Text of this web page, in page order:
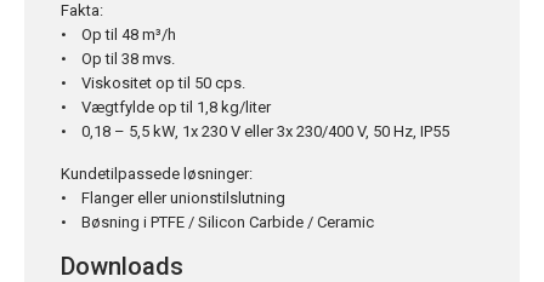
Fakta:
• Op til 48 m³/h
• Op til 38 mvs.
• Viskositet op til 50 cps.
• Vægtfylde op til 1,8 kg/liter
• 0,18 – 5,5 kW, 1x 230 V eller 3x 230/400 V, 50 Hz, IP55
Kundetilpassede løsninger:
• Flanger eller unionstilslutning
• Bøsning i PTFE / Silicon Carbide / Ceramic
Downloads